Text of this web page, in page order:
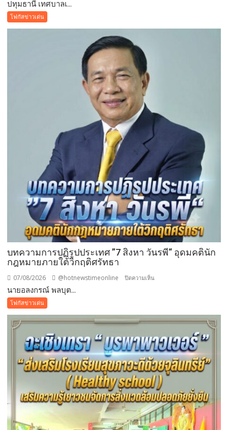
กอง
ขยะ
เป็นก
บุญ
ปทุมธานี เทศบาลเ...
โฟกัสข่าวเด่น
บทความการปฏิรูปประเทศ ”7 สิงหา วันรพี“ อุดมคตินัก
กฎหมายภายใต้วิกฤติศรัทธา
07/08/2026 @hotnewstimeonline ปิดความเห็น
ประเทศ
สิง
หา
วัน
รพี“
อุดมคติ
นัก
กฎหมาย
ภาย
นายอลงกรณ์ พลบุต...
โฟกัสข่าวเด่น